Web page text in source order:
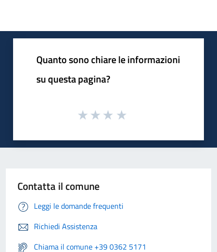
Quanto sono chiare le informazioni
su questa pagina?
Contatta il comune
Leggi le domande frequenti
Richiedi Assistenza
Chiama il comune +39 0362 5171